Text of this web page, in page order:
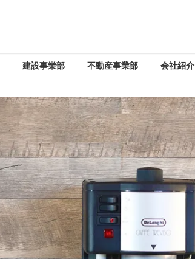
建設事業部 不動産事業部 会社紹介